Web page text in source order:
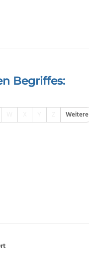
Begriffes:
Weitere